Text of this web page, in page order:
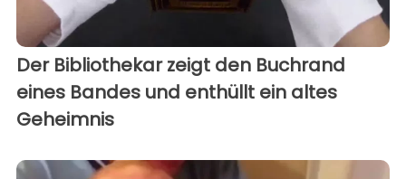
Der Bibliothekar zeigt den Buchrand
eines Bandes und enthüllt ein altes
Geheimnis